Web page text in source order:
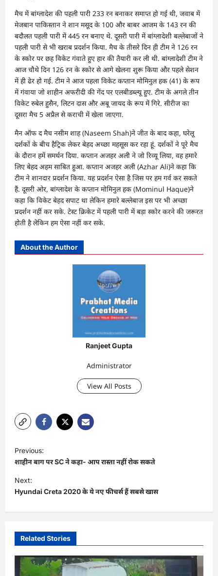
मैच में बांग्‍लादेश की पहली पारी 233 रन बनाकर समाप्‍त हो गई थी, जवाब में
मेजबान पाक‍िस्‍तान ने शान मसूद के 100 और बाबर आजम के 143 रन की
बदौलत पहली पारी में 445 रन बनाए थे. दूसरी पारी में बांग्‍लादेशी बल्‍लेबाजों ने
पहली पारी से भी खराब प्रदर्शन क‍िया. मैच के तीसरे द‍िन ही टीम ने 126 रन
के स्‍कोर पर छह व‍िकेट गंवाते हुए हार की तैयारी कर ली थी. बांग्‍लादेशी टीम ने
आज चौथे द‍िन 126 रन के स्‍कोर से आगे खेलना शुरू क‍िया और पहले सेशन
में ही ढेर हो गई. टीम ने आज पहला व‍िकेट कप्‍तान मोम‍िनुल हक (41) के रूप
में गंवाया जो शाहीन अफरीदी की गेंद पर एलबीडब्‍ल्‍यू हुए. टीम के अगले तीन
व‍िकेट रुबेल हुसैन, ल‍िटन दास और अबू जायद के रूप में ग‍िरे. सीरीज का
दूसरा मैच 5 अप्रैल से कराची में खेला जाएगा.
मैन ऑफ द मैच नसीम शाह (Naseem Shah)ने जीत के बाद कहा, घरेलू
दर्शकों के बीच हैट्र‍िक लेकर बेहद अच्‍छा महसूस कर रहा हूं. दर्शकों ने पूरे मैच
के दौरान हमें समर्थन द‍िया. कप्‍तान अजहर अली ने जो र‍िव्‍यू ल‍िया, वह हमारे
ल‍िए बेहद अहम साब‍ित हुआ. कप्‍तान अजहर अली (Azhar Ali)ने कहा क‍ि
टीम ने शानदार प्रदर्शन क‍िया. यह प्रदर्शन ऐसा है ज‍िस पर हम गर्व कर सकते
हैं. दूसरी ओर, बांग्‍लादेश के कप्‍तान मोम‍िनुल हक (Mominul Haque)ने
कहा क‍ि व‍िकेट बेहद सपाट था लेक‍िन हमारे बल्‍लेबाज इस पर भी अच्‍छा
प्रदर्शन नहीं कर सके. टेस्‍ट क्र‍िकेट में पहली पारी में बड़ा स्‍कोर करने की जरूरत
होती है लेक‍िन हम ऐसा नहीं कर सके.
About the Author
Ranjeet Gupta
Administrator
View All Posts
o
s
t
v
g
Previous:
शाहीन बाग पर SC ने कहा- आप रास्ता नहीं रोक सकते
Next:
Hyundai Creta 2020 के ये नए फीचर्स हैं सबसे खास
Related Stories